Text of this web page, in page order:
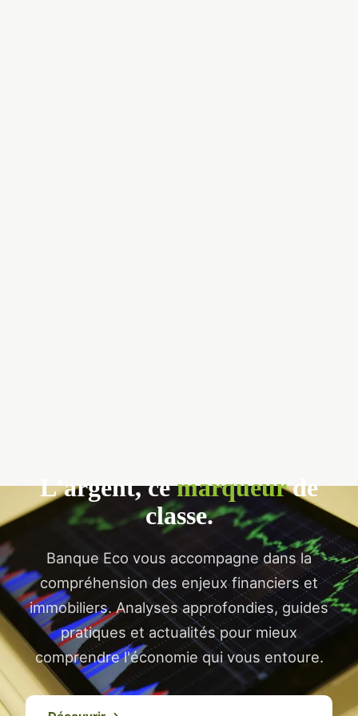
L'argent, cemarqueurde
classe.
Banque Eco vous accompagne dans la
compréhension des enjeux financiers et
immobiliers. Analyses approfondies, guides
pratiques et actualités pour mieux
comprendre l'économie qui vous entoure.